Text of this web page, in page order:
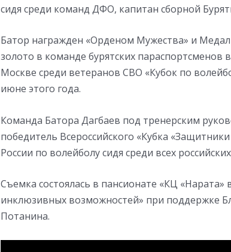
сидя среди команд ДФО, капитан сборной
Батор награжден «Орденом Мужества» и
золото в команде бурятских параспортсменов
Москве среди ветеранов СВО «Кубок по
июне этого года.
Команда Батора Дагбаев под тренерским
победитель Всероссийского «Кубка
России по волейболу сидя среди всех
Съемка состоялась в пансионате «КЦ
инклюзивных возможностей» при поддержке
Потанина.